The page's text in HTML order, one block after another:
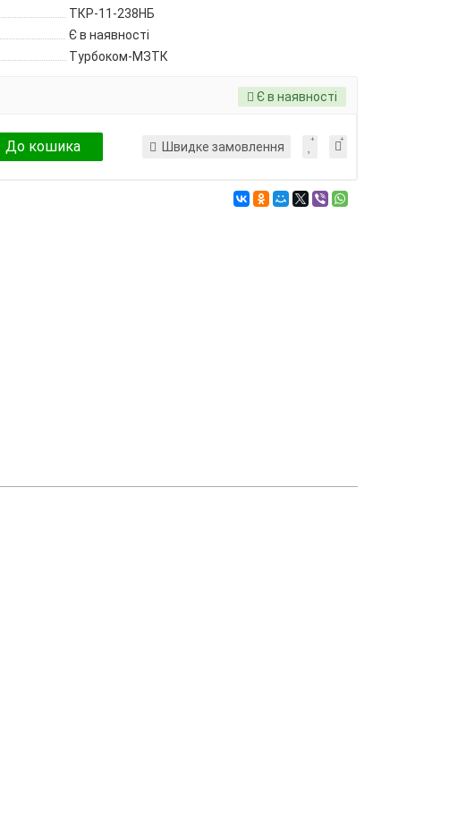
ТКР-11-238НБ
Є в наявності
Турбоком-МЗТК
Є в наявності
До кошика Швидке замовлення